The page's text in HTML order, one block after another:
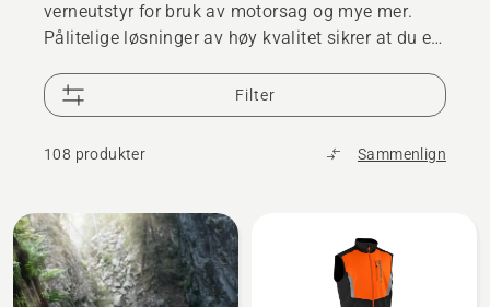
verneutstyr for bruk av motorsag og mye mer.
Pålitelige løsninger av høy kvalitet sikrer at du er
Filter
108 produkter Sammenlign
Alle
produkter